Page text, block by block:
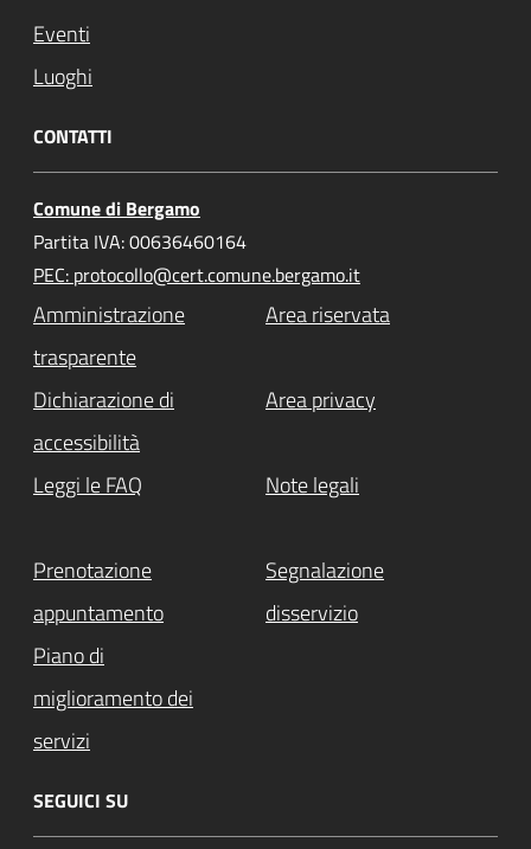
Eventi
Luoghi
CONTATTI
Comune di Bergamo
Partita IVA: 00636460164
PEC: protocollo@cert.comune.bergamo.it
Amministrazione
trasparente
Area riservata
Dichiarazione di
accessibilità
Area privacy
Leggi le FAQ Note legali
Prenotazione
appuntamento
Segnalazione
disservizio
Piano di
miglioramento dei
servizi
SEGUICI SU